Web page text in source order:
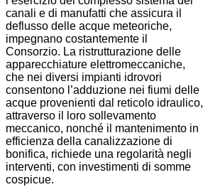
canali e di manufatti che assicura il
deflusso delle acque meteoriche,
impegnano costantemente il
Consorzio. La ristrutturazione delle
apparecchiature elettromeccaniche,
che nei diversi impianti idrovori
consentono l’adduzione nei fiumi delle
acque provenienti dal reticolo idraulico,
attraverso il loro sollevamento
meccanico, nonché il mantenimento in
efficienza della canalizzazione di
bonifica, richiede una regolarità negli
interventi, con investimenti di somme
cospicue.